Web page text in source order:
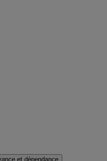
et dépendance